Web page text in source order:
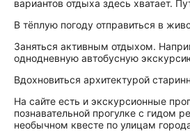
вариантов отдыха здесь хватает.
В тёплую погоду отправиться в
Заняться активным отдыхом.
однодневную автобусную
Вдохновиться архитектурой
На сайте есть и экскурсионные
познавательной прогулке с гидом
необычном квесте по улицам